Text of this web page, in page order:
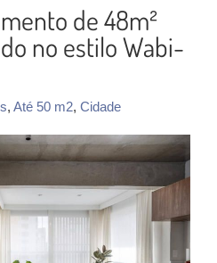
de 48m²
no estilo Wabi-
, Até 50 m2, Cidade